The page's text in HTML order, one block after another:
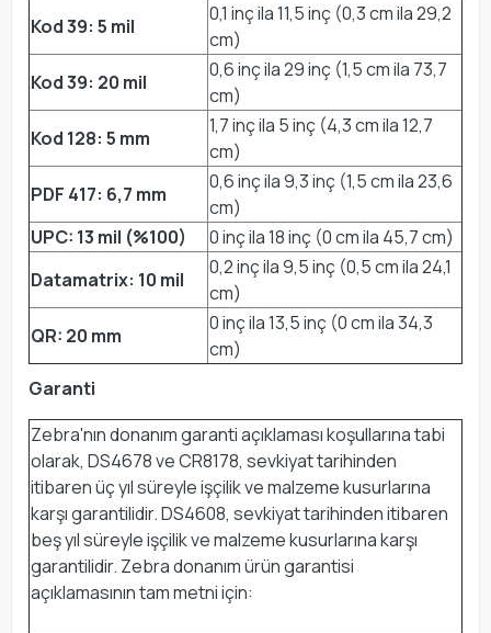
Kod 39: 5 mil
0,1 inç ila 11,5 inç (0,3 cm ila 29,2
cm)
Kod 39: 20 mil
0,6 inç ila 29 inç (1,5 cm ila 73,7
cm)
Kod 128: 5 mm
1,7 inç ila 5 inç (4,3 cm ila 12,7
cm)
PDF 417: 6,7 mm
0,6 inç ila 9,3 inç (1,5 cm ila 23,6
cm)
UPC: 13 mil (%100)
0 inç ila 18 inç (0 cm ila 45,7 cm)
Datamatrix: 10 mil
0,2 inç ila 9,5 inç (0,5 cm ila 24,1
cm)
QR: 20 mm
0 inç ila 13,5 inç (0 cm ila 34,3
cm)
Garanti
Zebra'nın donanım garanti açıklaması koşullarına tabi
olarak, DS4678 ve CR8178, sevkiyat tarihinden
itibaren üç yıl süreyle işçilik ve malzeme kusurlarına
karşı garantilidir. DS4608, sevkiyat tarihinden itibaren
beş yıl süreyle işçilik ve malzeme kusurlarına karşı
garantilidir. Zebra donanım ürün garantisi
açıklamasının tam metni için: